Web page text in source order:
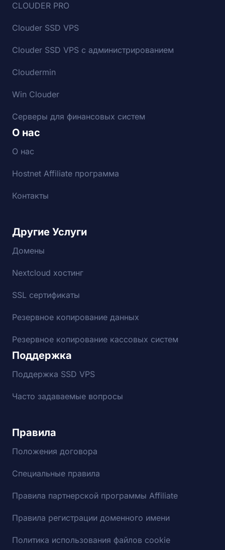
CLOUDER PRO
Clouder SSD VPS
Clouder SSD VPS с администрированием
Cloudermin
Win Clouder
Серверы для финансовых систем
О нас
О нас
Hostnet Affiliate программа
Контакты
Другие Услуги
Домены
Nextcloud хостинг
SSL сертификаты
Резервное копирование данных
Резервное копирование кассовых систем
Поддержка
Поддержка SSD VPS
Часто задаваемые вопросы
Правила
Положения договора
Специальные правила
Правила партнерской программы Affiliate
Правила регистрации доменного имени
Политика использования файлов cookie